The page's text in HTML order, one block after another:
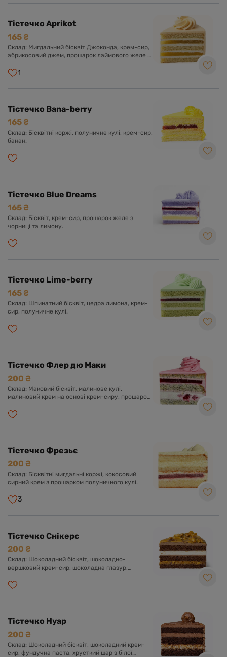
Тістечко Aprikot
165 ₴
Склад: Мигдальний бісквіт Джоконда, крем-сир,
абрикосовий джем, прошарок лаймового желе з
1
Тістечко Bana-berry
165 ₴
Склад: Бісквітні коржі, полуничне кулі, крем-сир,
банан.
Тістечко Blue Dreams
165 ₴
Склад: Бісквіт, крем-сир, прошарок желе з
чорниці та лимону.
Тістечко Lime-berry
165 ₴
Склад: Шпинатний бісквіт, цедра лимона, крем-
сир, полуничне кулі.
Тістечко Флер дю Маки
200 ₴
Склад: Маковий бісквіт, малинове кулі,
малиновий крем на основі крем-сиру, прошарок
Тістечко Фрезьє
200 ₴
Склад: Бісквітні мигдальні коржі, кокосовий
сирний крем з прошарком полуничного кулі.
3
Тістечко Снікерс
200 ₴
Склад: Шоколадний бісквіт, шоколадно-
вершковий крем-сир, шоколадна глазур,
Тістечко Нуар
200 ₴
Склад: Шоколадний бісквіт, шоколадний крем-
сир, фундучна паста, хрусткий шар з білої